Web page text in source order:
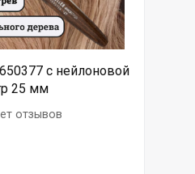
с нейлоновой
25 мм
отзывов